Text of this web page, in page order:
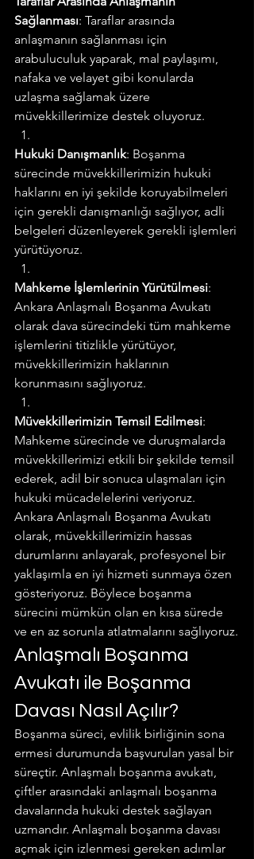
Sağlanması: Taraflar arasında
anlaşmanın sağlanması için
arabuluculuk yaparak, mal paylaşımı,
nafaka ve velayet gibi konularda
uzlaşma sağlamak üzere
müvekkillerimize destek oluyoruz.
Hukuki Danışmanlık: Boşanma
sürecinde müvekkillerimizin hukuki
haklarını en iyi şekilde koruyabilmeleri
için gerekli danışmanlığı sağlıyor, adli
belgeleri düzenleyerek gerekli işlemleri
yürütüyoruz.
Mahkeme İşlemlerinin Yürütülmesi:
Ankara Anlaşmalı Boşanma Avukatı
olarak dava sürecindeki tüm mahkeme
işlemlerini titizlikle yürütüyor,
müvekkillerimizin haklarının
korunmasını sağlıyoruz.
Müvekkillerimizin Temsil Edilmesi:
Mahkeme sürecinde ve duruşmalarda
müvekkillerimizi etkili bir şekilde temsil
ederek, adil bir sonuca ulaşmaları için
hukuki mücadelelerini veriyoruz.
Ankara Anlaşmalı Boşanma Avukatı
olarak, müvekkillerimizin hassas
durumlarını anlayarak, profesyonel bir
yaklaşımla en iyi hizmeti sunmaya özen
gösteriyoruz. Böylece boşanma
sürecini mümkün olan en kısa sürede
ve en az sorunla atlatmalarını sağlıyoruz.
Anlaşmalı Boşanma
Avukatı ile Boşanma
Davası Nasıl Açılır?
Boşanma süreci, evlilik birliğinin sona
ermesi durumunda başvurulan yasal bir
süreçtir. Anlaşmalı boşanma avukatı,
çiftler arasındaki anlaşmalı boşanma
davalarında hukuki destek sağlayan
uzmandır. Anlaşmalı boşanma davası
açmak için izlenmesi gereken adımlar